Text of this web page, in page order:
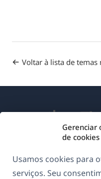
Gerenciar
de cookies
Usamos cookies para
serviços. Seu
Voltar à lista de temas
GDPR &